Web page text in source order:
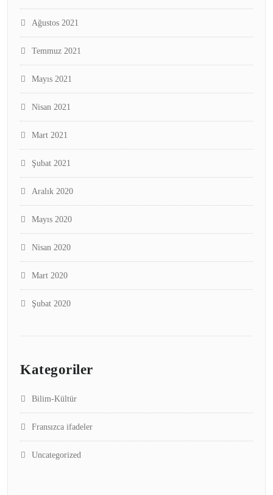
Ağustos 2021
Temmuz 2021
Mayıs 2021
Nisan 2021
Mart 2021
Şubat 2021
Aralık 2020
Mayıs 2020
Nisan 2020
Mart 2020
Şubat 2020
Kategoriler
Bilim-Kültür
Fransızca ifadeler
Uncategorized